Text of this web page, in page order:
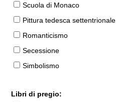
Scuola di Monaco
Pittura tedesca settentrionale
Romanticismo
Secessione
Simbolismo
Libri di pregio: